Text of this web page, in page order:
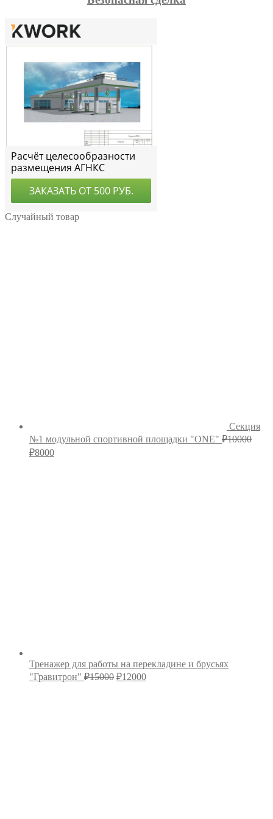
Случайный товар
Секция
№1 модульной спортивной площадки "ONE" ₽10000
Первоначальная
₽8000Текущая
Тренажер для работы на перекладине и брусьях
"Гравитрон" ₽15000 Первоначальная
₽12000Текущая